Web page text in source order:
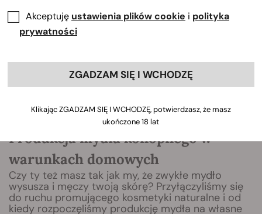
Produkcja mydła konopnego w
warunkach domowych
Czy ty też masz tak jak my, że zwykłe mydło
wysusza i męczy twoją skórę? Przyłączyliśmy się
do ruchu promującego kosmetyki naturalne i od
kiedy rozpoczęliśmy produkcję mydła na własne
Akceptuję ustawienia plików cookie i polityka
prywatności
ZGADZAM SIĘ I WCHODZĘ
Klikając ZGADZAM SIĘ I WCHODZĘ, potwierdzasz, że masz
ukończone 18 lat